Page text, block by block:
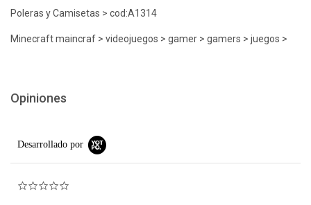
Poleras y Camisetas > cod:A1314
Minecraft maincraf > videojuegos > gamer > gamers > juegos >
Opiniones
Desarrollado por